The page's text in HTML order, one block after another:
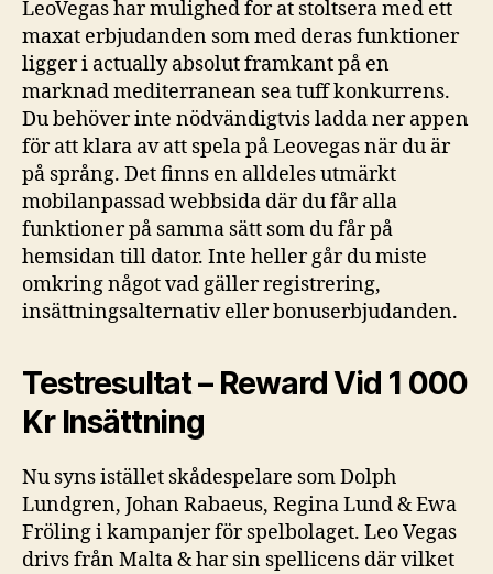
LeoVegas har mulighed for at stoltsera med ett
maxat erbjudanden som med deras funktioner
ligger i actually absolut framkant på en
marknad mediterranean sea tuff konkurrens.
Du behöver inte nödvändigtvis ladda ner appen
för att klara av att spela på Leovegas när du är
på språng. Det finns en alldeles utmärkt
mobilanpassad webbsida där du får alla
funktioner på samma sätt som du får på
hemsidan till dator. Inte heller går du miste
omkring något vad gäller registrering,
insättningsalternativ eller bonuserbjudanden.
Testresultat – Reward Vid 1 000
Kr Insättning
Nu syns istället skådespelare som Dolph
Lundgren, Johan Rabaeus, Regina Lund & Ewa
Fröling i kampanjer för spelbolaget. Leo Vegas
drivs från Malta & har sin spellicens där vilket